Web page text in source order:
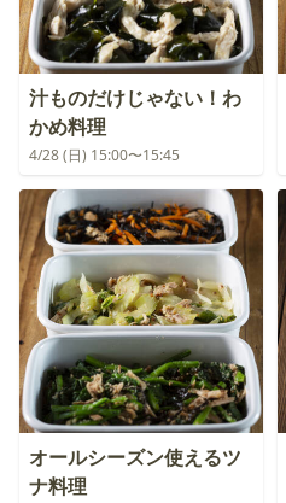
汁ものだけじゃない！わ
かめ料理
4/28 (日) 15:00〜15:45
オールシーズン使えるツ
ナ料理